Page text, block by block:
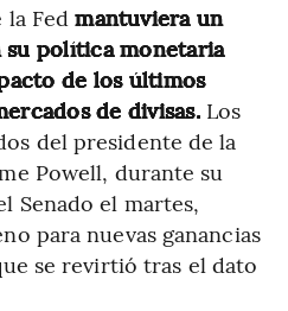
la Fedmantuviera un
política monetaria
de los últimos
de divisas. Los
del presidente de la
Powell, durante su
Senado el martes,
para nuevas ganancias
se revirtió tras el dato